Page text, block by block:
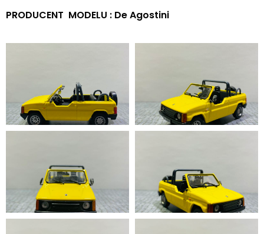
PRODUCENT MODELU : De Agostini